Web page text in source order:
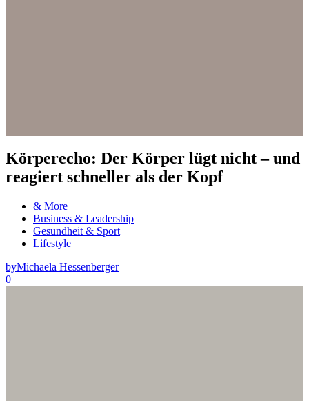
Körperecho: Der Körper lügt nicht – und
reagiert schneller als der Kopf
& More
Business & Leadership
Gesundheit & Sport
Lifestyle
byMichaela Hessenberger
0